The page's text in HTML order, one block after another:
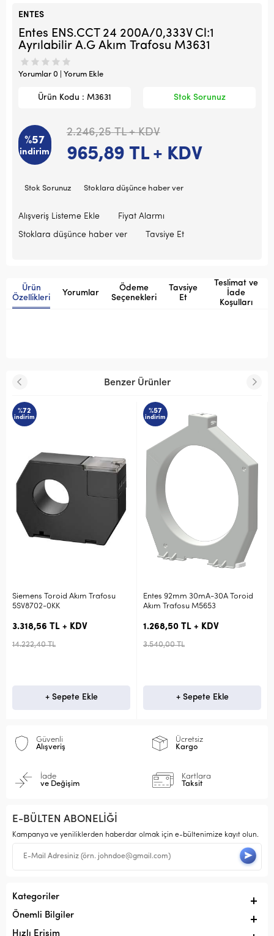
ENTES
Entes ENS.CCT 24 200A/0,333V Cl:1
Ayrılabilir A.G Akım Trafosu M3631
Yorumlar 0 | Yorum Ekle
Ürün Kodu : M3631 Stok Sorunuz
%57
indirim
2.246,25TL + KDV
965,89 TL + KDV
Stok Sorunuz Stoklara düşünce haber ver
Alışveriş Listeme Ekle
Fiyat Alarmı
Stoklara düşünce haber ver
Tavsiye Et
Ürün
Özellikleri
Yorumlar
Ödeme
Seçenekleri
Tavsiye
Et
Teslimat ve
İade
Koşulları
Benzer Ürünler
%72
indirim
Siemens Toroid Akım Trafosu
5SV8702-0KK
3.318,56 TL + KDV
14.222,40 TL
+ Sepete Ekle
%57
indirim
Entes 92mm 30mA-30A Toroid
Akım Trafosu M5653
1.268,50 TL + KDV
3.540,00 TL
+ Sepete Ekle
Güvenli
Alışveriş
Ücretsiz
Kargo
İade
ve Değişim
Kartlara
Taksit
E-BÜLTEN ABONELİĞİ
Kampanya ve yeniliklerden haberdar olmak için e-bültenimize kayıt olun.
Kategoriler
Önemli Bilgiler
Hızlı Erişim